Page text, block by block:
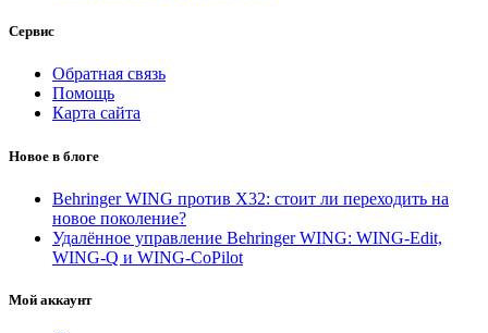
Сервис
Обратная связь
Помощь
Карта сайта
Новое в блоге
Behringer WING против X32: стоит ли переходить на
новое поколение?
Удалённое управление Behringer WING: WING-Edit,
WING-Q и WING-CoPilot
Мой аккаунт